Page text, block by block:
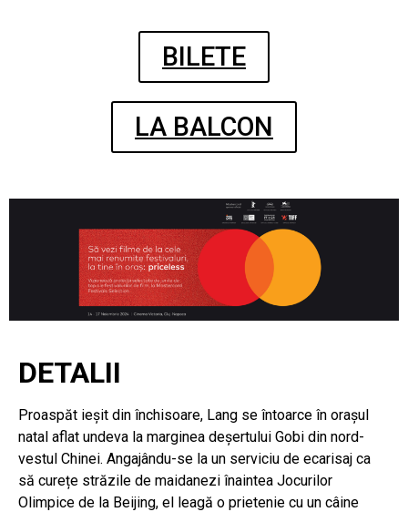
BILETE
LA BALCON
DETALII
Proaspăt ieșit din închisoare, Lang se întoarce în orașul
natal aflat undeva la marginea deșertului Gobi din nord-
vestul Chinei. Angajându-se la un serviciu de ecarisaj ca
să curețe străzile de maidanezi înaintea Jocurilor
Olimpice de la Beijing, el leagă o prietenie cu un câine